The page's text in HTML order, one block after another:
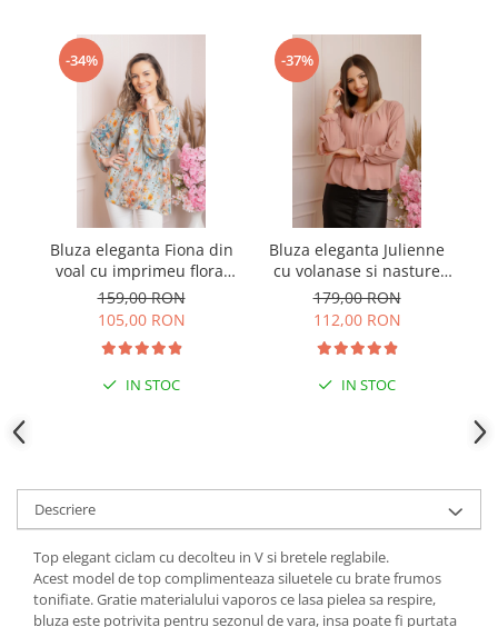
-34%
Bluza eleganta Fiona din
voal cu imprimeu floral
orange
159,00 RON
105,00 RON
IN STOC
-37%
Bluza eleganta Julienne
cu volanase si nasture
stilizat - Roz pudrat
179,00 RON
112,00 RON
IN STOC
Descriere
Top elegant ciclam cu decolteu in V si bretele reglabile.
Acest model de top complimenteaza siluetele cu brate frumos
tonifiate. Gratie materialului vaporos ce lasa pielea sa respire,
bluza este potrivita pentru sezonul de vara, insa poate fi purtata